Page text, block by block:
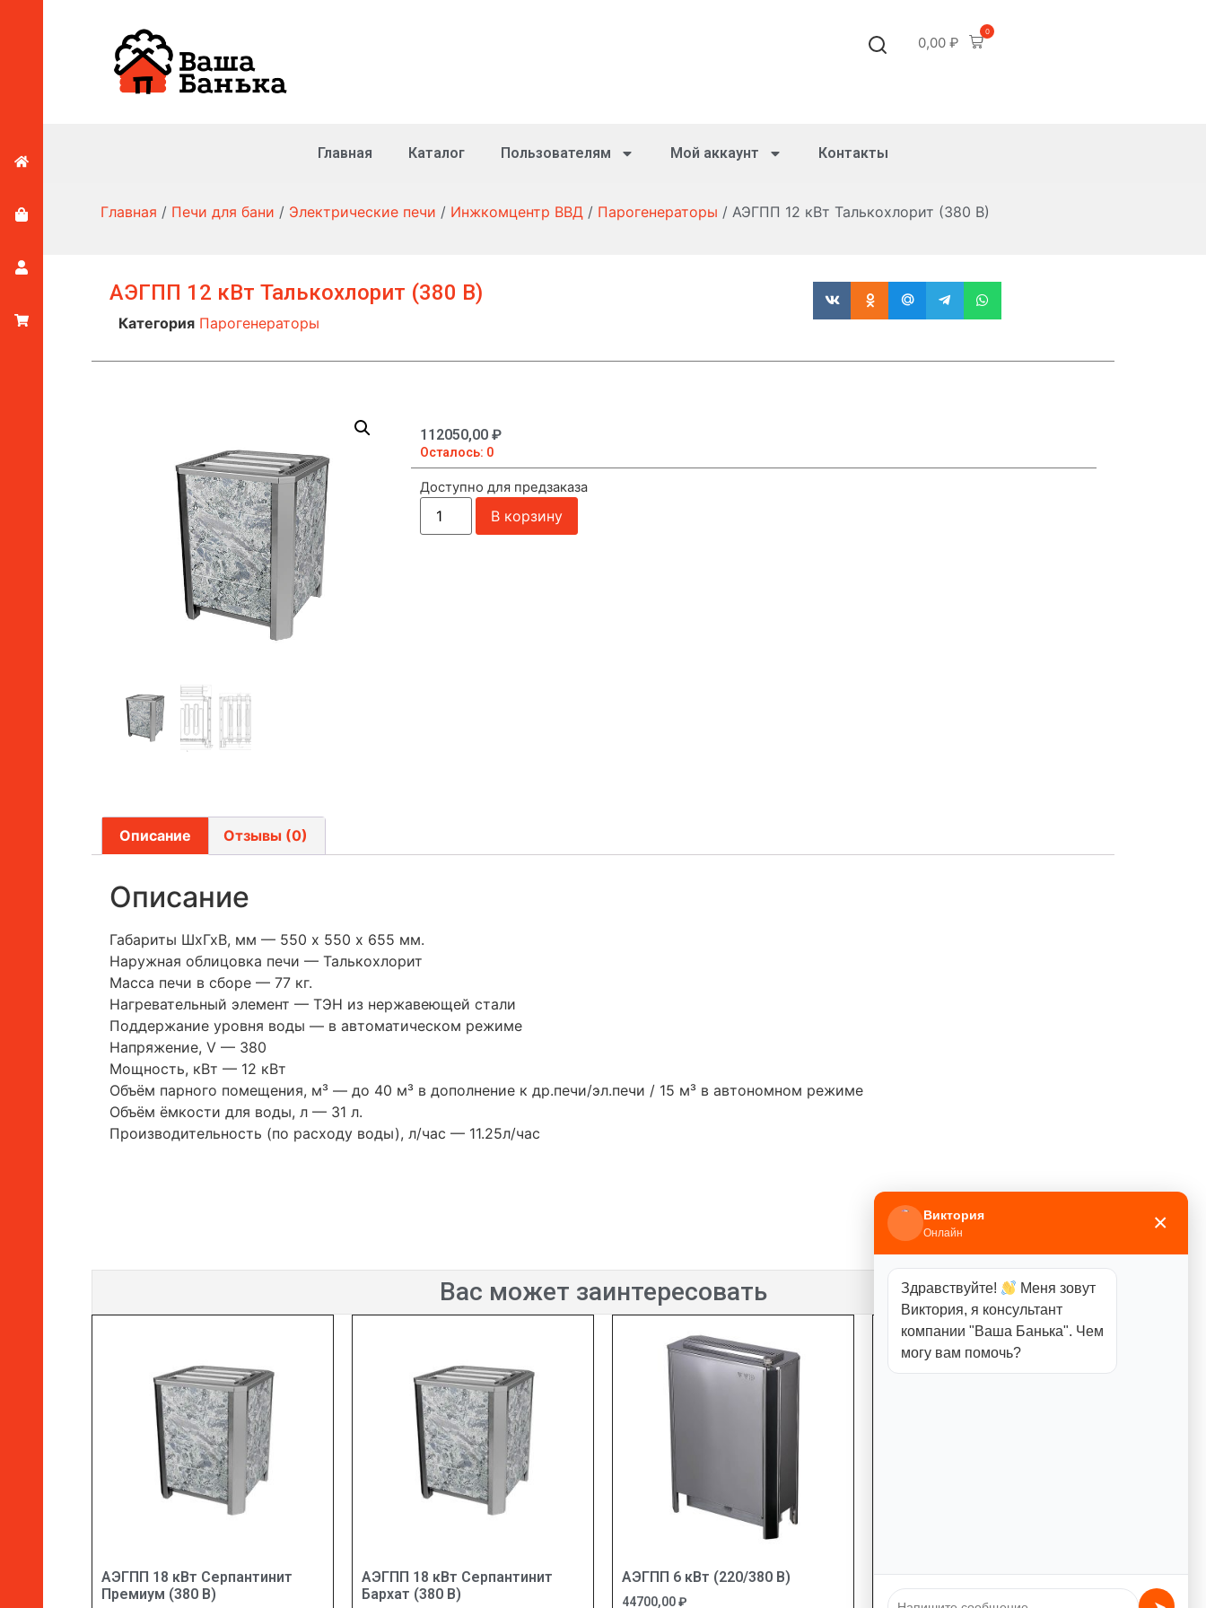
0,00 ₽
0
Главная Каталог Пользователям Мой аккаунт Контакты
Главная / Печи для бани / Электрические печи / Инжкомцентр ВВД / Парогенераторы / АЭГПП 12 кВт Талькохлорит (380 В)
АЭГПП 12 кВт Талькохлорит (380 В)
Категория Парогенераторы
112050,00 ₽
Осталось: 0
Доступно для предзаказа
В корзину
Описание Отзывы (0)
Описание
Габариты ШхГхВ, мм — 550 х 550 х 655 мм.
Наружная облицовка печи — Талькохлорит
Масса печи в сборе — 77 кг.
Нагревательный элемент — ТЭН из нержавеющей стали
Поддержание уровня воды — в автоматическом режиме
Напряжение, V — 380
Мощность, кВт — 12 кВт
Объём парного помещения, м³ — до 40 м³ в дополнение к др.печи/эл.печи / 15 м³ в автономном режиме
Объём ёмкости для воды, л — 31 л.
Производительность (по расходу воды), л/час — 11.25л/час
Вас может заинтересовать
АЭГПП 18 кВт Серпантинит
Премиум (380 В)
АЭГПП 18 кВт Серпантинит
Бархат (380 В)
АЭГПП 6 кВт (220/380 В)
44700,00₽
АЭГПП 12 кВт Серпантинит
Бархат (380 В)
Виктория
Онлайн ×
Здравствуйте!
Меня зовут
Виктория, я консультант
компании "Ваша Банька". Чем
могу вам помочь?